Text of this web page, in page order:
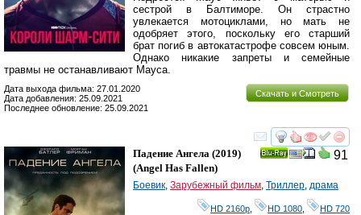
сестрой в Балтиморе. Он страстно
увлекается мотоциклами, но мать не
одобряет этого, поскольку его старший
брат погиб в автокатастрофе совсем юным.
Однако никакие запреты и семейные
травмы не останавливают Мауса.
Скачать и Смотреть
Дата выхода фильма: 27.01.2020
Дата добавления: 25.09.2021
Последнее обновление: 25.09.2021
смотреть
91
Падение Ангела (2019)
(Angel Has Fallen)
Боевик, Зарубежный фильм, Триллер, драма
HD 2160р, HD 1080, HD 720